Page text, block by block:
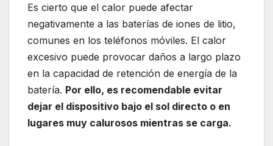
Es cierto que el calor puede afectar
negativamente a las baterías de iones de litio,
comunes en los teléfonos móviles. El calor
excesivo puede provocar daños a largo plazo
en la capacidad de retención de energía de la
batería. Por ello, es recomendable evitar
dejar el dispositivo bajo el sol directo o en
lugares muy calurosos mientras se carga.